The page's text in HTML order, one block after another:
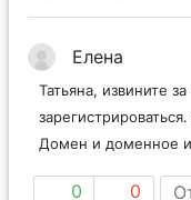
Елена
Татьяна, извините
Домен и доменное
0 0